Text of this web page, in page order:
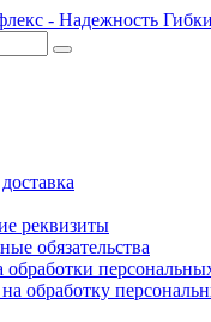
реквизиты
обязательства
обработки
обработку